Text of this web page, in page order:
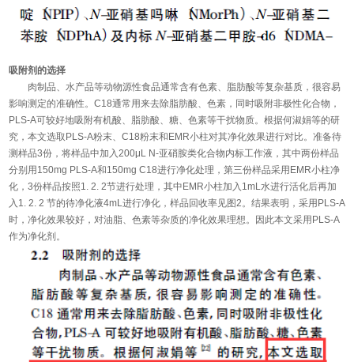
吸附剂的选择
肉制品、水产品等动物源性食品通常含有色素、脂肪酸等复杂基质，很容易
影响测定的准确性。C18通常用来去除脂肪酸、色素，同时吸附非极性化合物，
PLS-A可较好地吸附有机酸、脂肪酸、糖、色素等干扰物质。根据何淑娟等的研
究，本文选取PLS-A粉末、C18粉末和EMR小柱对其净化效果进行对比。准备待
测样品3份，将样品中加入200μL N-亚硝胺类化合物内标工作液，其中两份样品
分别用150mg PLS-A和150mg C18进行净化处理，第三份样品采用EMR小柱净
化，3份样品按照1. 2. 2节进行处理，其中EMR小柱加入1mL水进行活化后再加
入1. 2. 2 节的待净化液4mL进行净化，样品回收率见图2。结果表明，采用PLS-A
时，净化效果较好，对油脂、色素等杂质的净化效果理想。因此本文采用PLS-A
作为净化剂。